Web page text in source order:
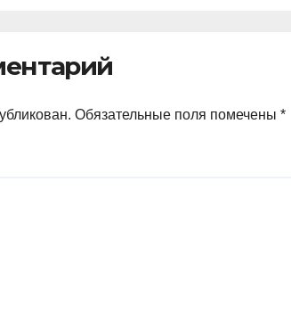
Обязательные поля помечены *